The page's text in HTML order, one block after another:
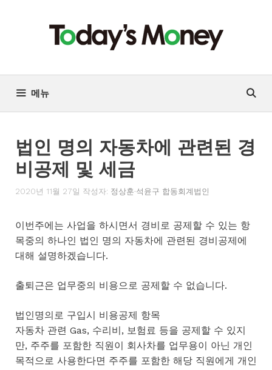
기
메뉴
법인 명의 자동차에 관련된 경
비공제 및 세금
2020년 11월 27일 작성자: 정상훈·석윤구 합동회계법인
이번주에는 사업을 하시면서 경비로 공제할 수 있는 항
목중의 하나인 법인 명의 자동차에 관련된 경비공제에
대해 설명하겠습니다.
출퇴근은 업무중의 비용으로 공제할 수 없습니다.
법인명의로 구입시 비용공제 항목
자동차 관련 Gas, 수리비, 보험료 등을 공제할 수 있지
만, 주주를 포함한 직원이 회사차를 업무용이 아닌 개인
목적으로 사용한다면 주주를 포함한 해당 직원에게 개인